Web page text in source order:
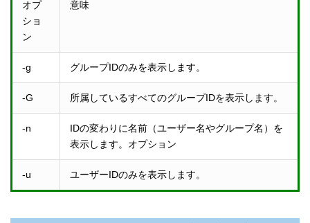
オプ
ショ
ン
意味
-g グループIDのみを表示します。
-G 所属しているすべてのグループIDを表示します。
-n
IDの変わりに名前（ユーザー名やグループ名）を
表示します。オプション
-u ユーザーIDのみを表示します。